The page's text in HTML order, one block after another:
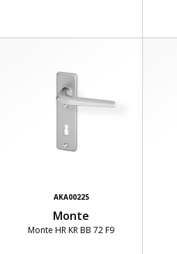
AKA00225
Monte
Monte HR KR BB 72 F9